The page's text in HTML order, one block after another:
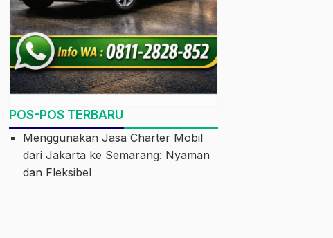
POS-POS TERBARU
Menggunakan Jasa Charter Mobil
dari Jakarta ke Semarang: Nyaman
dan Fleksibel